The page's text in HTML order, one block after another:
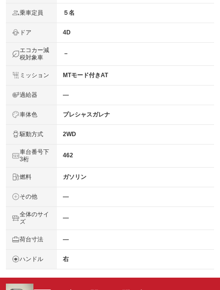
乗車定員 ５名
ドア 4D
エコカー減
税対象車
－
ミッション MTモード付きAT
過給器 ―
車体色 プレシャスガレナ
駆動方式 2WD
車台番号下
3桁
462
燃料 ガソリン
その他 ―
全体のサイ
ズ
―
荷台寸法 ―
ハンドル 右